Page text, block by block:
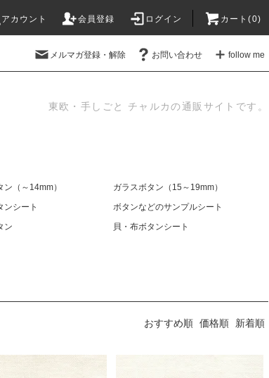
アカウント 会員登録 ログイン カート(0)
メルマガ登録・解除 お問い合わせ follow me
東欧・手しごと チャルカの通販サイトです。
ン（～14mm）
ガラスボタン（15～19mm）
ンシート
ボタンなどのサンプルシート
ン 貝・布ボタンシート
おすすめ順 価格順 新着順